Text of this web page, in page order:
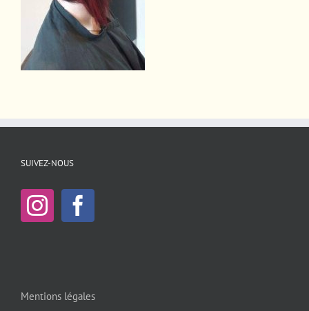
SUIVEZ-NOUS
Mentions légales